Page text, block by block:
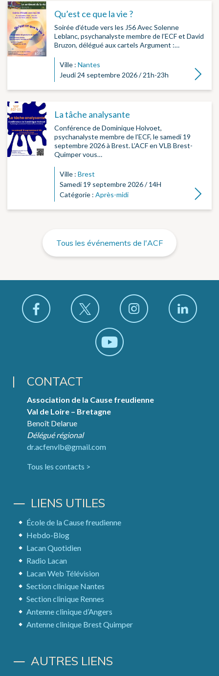
Qu’est ce que la vie ?
Soirée d’étude vers les J56 Avec Solenne
Leblanc, psychanalyste membre de l’ECF et David
Bruzon, délégué aux cartels Argument :…
Ville : Nantes
Jeudi 24 septembre 2026 / 21h-23h
Lire la
La tâche analysante
Conférence de Dominique Holvoet,
psychanalyste membre de l’ECF, le samedi 19
septembre 2026 à Brest. L’ACF en VLB Brest-
Quimper vous…
Ville : Brest
Samedi 19 septembre 2026 / 14H
Catégorie : Après-midi Lire la
Tous les événements de l'ACF
CONTACT
Association de la Cause freudienne
Val de Loire – Bretagne
Benoît Delarue
Délégué régional
dr.acfenvlb@gmail.com
Tous les contacts >
LIENS UTILES
École de la Cause freudienne
Hebdo-Blog
Lacan Quotidien
Radio Lacan
Lacan Web Télévision
Section clinique Nantes
Section clinique Rennes
Antenne clinique d’Angers
Antenne clinique Brest Quimper
AUTRES LIENS